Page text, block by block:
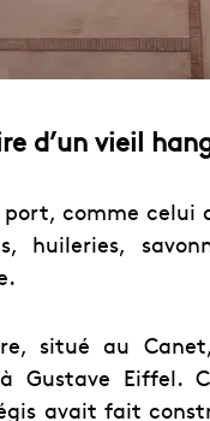
d’un vieil
port, comme
huileries,
situé au
Gustave Eiffel.
avait fait